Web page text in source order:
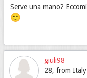
Serve una mano?
🙂
giuli98
28, from Italy